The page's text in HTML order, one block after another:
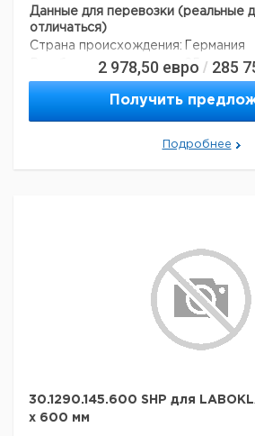
Данные для перевозки (реальные
отличаться)
Страна происхождения: Германия
Вес брутто:
25 кг
2 978,50 евро / 285
Получить
Подробнее
30.1290.145.600 SHP для
x 600 мм